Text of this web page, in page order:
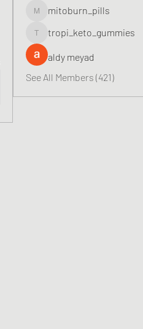
mitoburn_pills
mitoburn_pills
tropi_keto_gummies
tropi_keto_gummies
aldy meyad
See All Members (421)